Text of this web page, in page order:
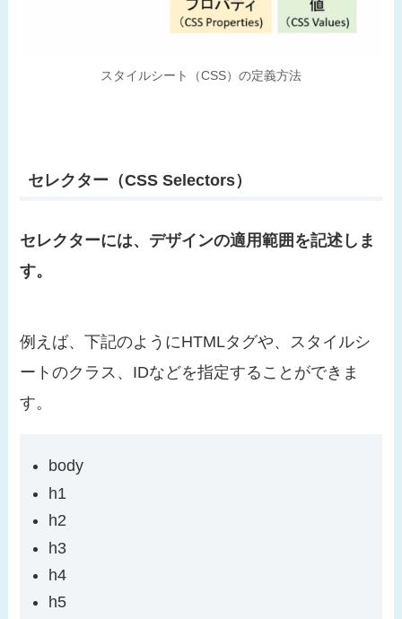
スタイルシート（CSS）の定義方法
セレクター（CSS Selectors）
セレクターには、デザインの適用範囲を記述しま
す。
例えば、下記のようにHTMLタグや、スタイルシ
ートのクラス、IDなどを指定することができま
す。
body
h1
h2
h3
h4
h5